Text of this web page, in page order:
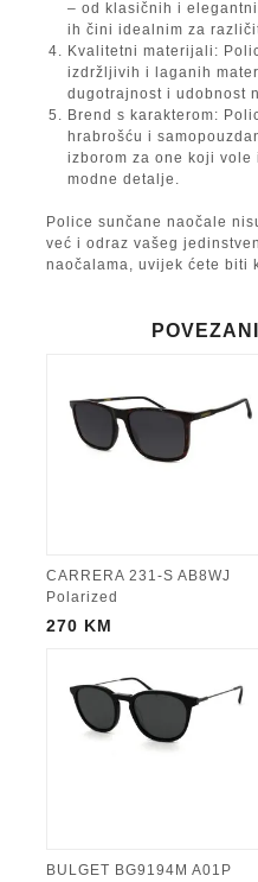
– od klasičnih i
ih čini idealnim za
Kvalitetni materijali:
izdržljivih i laganih
dugotrajnost i udobnost
Brend s karakterom:
hrabrošću i
izborom za one koji vole
modne detalje.
Police sunčane naočale
već i odraz vašeg
naočalama, uvijek ćete biti
CARRERA 231-S AB8WJ
Polarized
270 KM
BULGET BG9194M A01P